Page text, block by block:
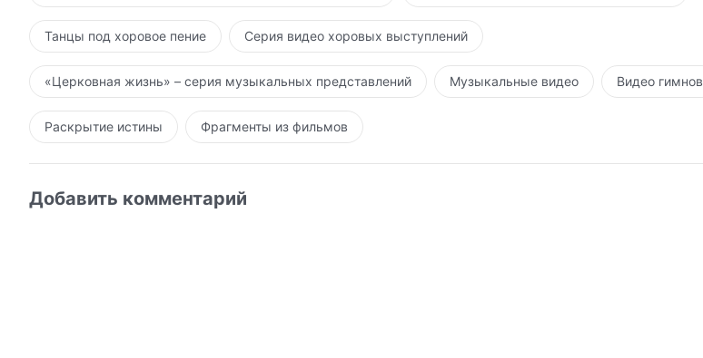
Танцы под хоровое пение Серия видео хоровых выступлений
«Церковная жизнь» – серия музыкальных представлений Музыкальные видео Видео гимнов
Раскрытие истины Фрагменты из фильмов
Добавить комментарий